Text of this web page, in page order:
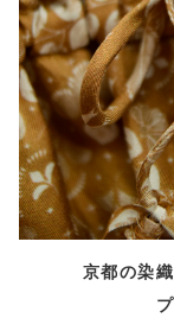
京都の染